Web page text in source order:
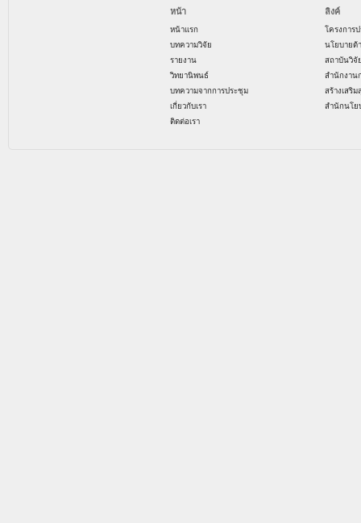
หน้า
หน้าแรก
บทความวิจัย
รายงาน
วิทยานิพนธ์
บทความจากการประชุม
เกี่ยวกับเรา
ติดต่อเรา
ลิงค์
โครงการ
นโยบายด้
สถาบันวิจั
สำนักงาน
สร้างเสริ
สำนักนโย